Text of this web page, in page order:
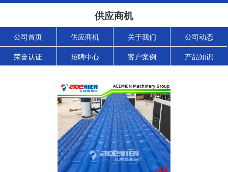
供应商机
公司首页 供应商机 关于我们 公司动态
荣誉认证 招聘中心 客户案例 产品知识